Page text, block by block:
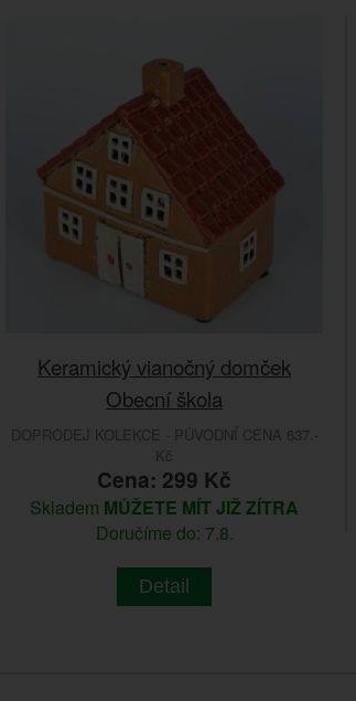
Keramický vianočný domček
Obecní škola
DOPRODEJ KOLEKCE - PŮVODNÍ CENA 637.-
Kč
Cena: 299 Kč
Skladem MŮŽETE MÍT JIŽ ZÍTRA
Doručíme do: 7.8.
Detail